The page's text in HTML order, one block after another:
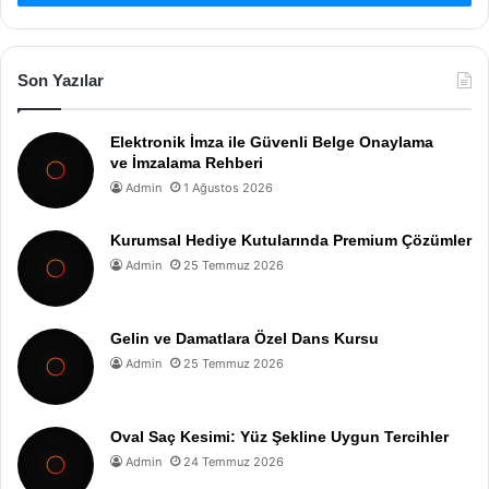
Son Yazılar
Elektronik İmza ile Güvenli Belge Onaylama
ve İmzalama Rehberi
Admin 1 Ağustos 2026
Kurumsal Hediye Kutularında Premium Çözümler
Admin 25 Temmuz 2026
Gelin ve Damatlara Özel Dans Kursu
Admin 25 Temmuz 2026
Oval Saç Kesimi: Yüz Şekline Uygun Tercihler
Admin 24 Temmuz 2026